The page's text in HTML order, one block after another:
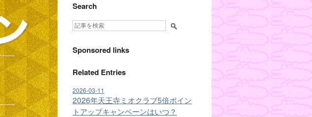
Search
Sponsored links
Related Entries
2026-03-11
2026年天王寺ミオクラブ5倍ポイン
トアップキャンペーンはいつ？